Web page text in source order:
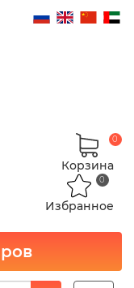
Корзина
0
Избранное
0